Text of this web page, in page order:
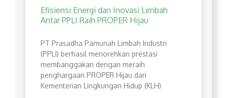
Efisiensi Energi dan Inovasi Limbah
Antar PPLI Raih PROPER Hijau
PT Prasadha Pamunah Limbah Industri
(PPLI) berhasil menorehkan prestasi
membanggakan dengan meraih
penghargaan PROPER Hijau dari
Kementerian Lingkungan Hidup (KLH)